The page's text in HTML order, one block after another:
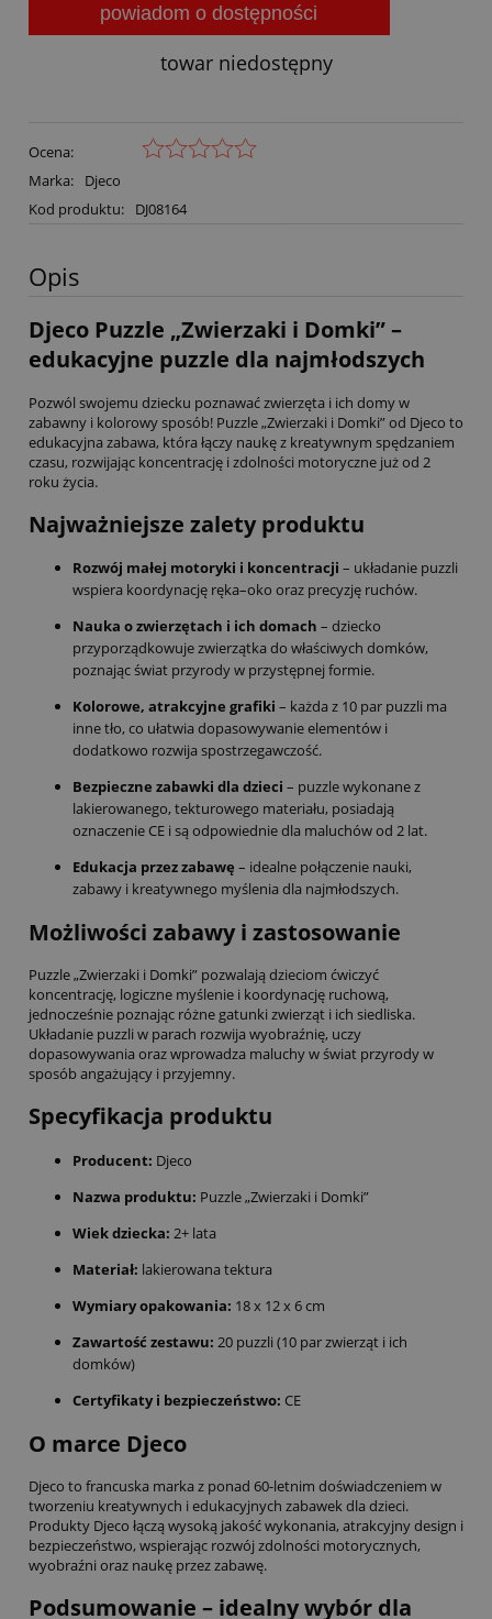
powiadom o dostępności
towar niedostępny
Ocena:
Marka:
Djeco
Kod produktu:
DJ08164
Opis
Djeco Puzzle „Zwierzaki i Domki” –
edukacyjne puzzle dla najmłodszych
Pozwól swojemu dziecku poznawać zwierzęta i ich domy w
zabawny i kolorowy sposób! Puzzle „Zwierzaki i Domki” od Djeco to
edukacyjna zabawa, która łączy naukę z kreatywnym spędzaniem
czasu, rozwijając koncentrację i zdolności motoryczne już od 2
roku życia.
Najważniejsze zalety produktu
Rozwój małej motoryki i koncentracji – układanie puzzli
wspiera koordynację ręka–oko oraz precyzję ruchów.
Nauka o zwierzętach i ich domach – dziecko
przyporządkowuje zwierzątka do właściwych domków,
poznając świat przyrody w przystępnej formie.
Kolorowe, atrakcyjne grafiki – każda z 10 par puzzli ma
inne tło, co ułatwia dopasowywanie elementów i
dodatkowo rozwija spostrzegawczość.
Bezpieczne zabawki dla dzieci – puzzle wykonane z
lakierowanego, tekturowego materiału, posiadają
oznaczenie CE i są odpowiednie dla maluchów od 2 lat.
Edukacja przez zabawę – idealne połączenie nauki,
zabawy i kreatywnego myślenia dla najmłodszych.
Możliwości zabawy i zastosowanie
Puzzle „Zwierzaki i Domki” pozwalają dzieciom ćwiczyć
koncentrację, logiczne myślenie i koordynację ruchową,
jednocześnie poznając różne gatunki zwierząt i ich siedliska.
Układanie puzzli w parach rozwija wyobraźnię, uczy
dopasowywania oraz wprowadza maluchy w świat przyrody w
sposób angażujący i przyjemny.
Specyfikacja produktu
Producent: Djeco
Nazwa produktu: Puzzle „Zwierzaki i Domki”
Wiek dziecka: 2+ lata
Materiał: lakierowana tektura
Wymiary opakowania: 18 x 12 x 6 cm
Zawartość zestawu: 20 puzzli (10 par zwierząt i ich
domków)
Certyfikaty i bezpieczeństwo: CE
O marce Djeco
Djeco to francuska marka z ponad 60-letnim doświadczeniem w
tworzeniu kreatywnych i edukacyjnych zabawek dla dzieci.
Produkty Djeco łączą wysoką jakość wykonania, atrakcyjny design i
bezpieczeństwo, wspierając rozwój zdolności motorycznych,
wyobraźni oraz naukę przez zabawę.
Podsumowanie – idealny wybór dla